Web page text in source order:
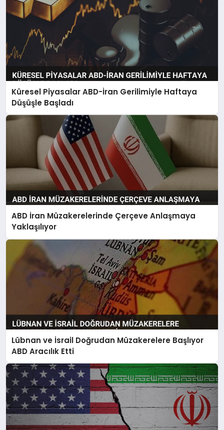
Küresel Piyasalar ABD-İran Gerilimiyle Haftaya
Düşüşle Başladı
ABD İran Müzakerelerinde Çerçeve Anlaşmaya
Yaklaşılıyor
Lübnan ve İsrail Doğrudan Müzakerelere Başlıyor
ABD Aracılık Etti